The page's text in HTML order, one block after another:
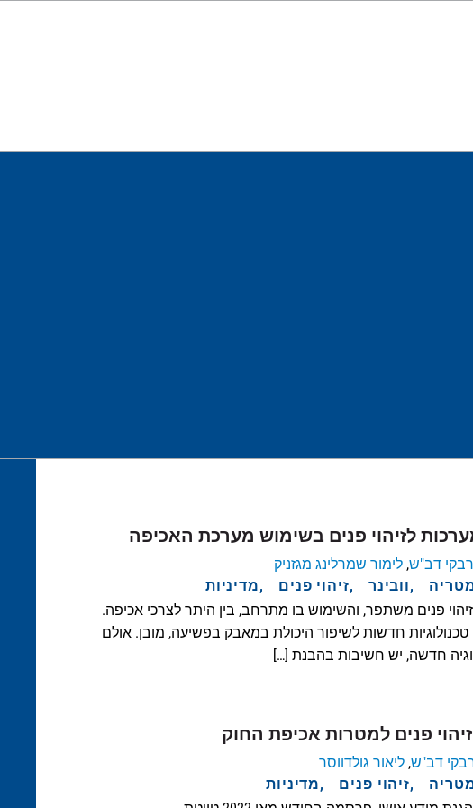
לזיהוי פנים בשימוש מערכת האכיפה
רבקי דב"ש, לימור שמרלינג מגזניק
וובינר זיהוי פנים
מדיניות
פנים משתפר, והשימוש בו מתרחב, בין היתר לצרכי אכיפה.
טכנולוגיות חדשות לשיפור היכולת במאבק בפשיעה, מובן. אולם
חדשה, יש חשיבות בהבנת […]
דב"ש, ליאור גולדווסר
זיהוי פנים
מדיניות